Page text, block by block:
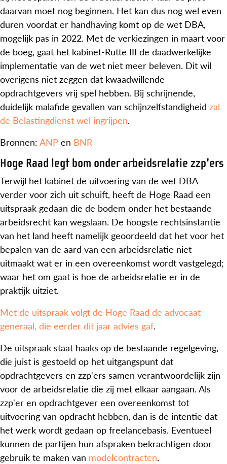
daarvan moet nog beginnen. Het kan dus nog wel even
duren voordat er handhaving komt op de wet DBA,
mogelijk pas in 2022. Met de verkiezingen in maart voor
de boeg, gaat het kabinet-Rutte III de daadwerkelijke
implementatie van de wet niet meer beleven. Dit wil
overigens niet zeggen dat kwaadwillende
opdrachtgevers vrij spel hebben. Bij schrijnende,
duidelijk malafide gevallen van schijnzelfstandigheid zal
de Belastingdienst wel ingrijpen.
Bronnen: ANP en BNR
Hoge Raad legt bom onder arbeidsrelatie zzp'ers
Terwijl het kabinet de uitvoering van de wet DBA
verder voor zich uit schuift, heeft de Hoge Raad een
uitspraak gedaan die de bodem onder het bestaande
arbeidsrecht kan wegslaan. De hoogste rechtsinstantie
van het land heeft namelijk geoordeeld dat het voor het
bepalen van de aard van een arbeidsrelatie niet
uitmaakt wat er in een overeenkomst wordt vastgelegd;
waar het om gaat is hoe de arbeidsrelatie er in de
praktijk uitziet.
Met de uitspraak volgt de Hoge Raad de advocaat-
generaal, die eerder dit jaar advies gaf.
De uitspraak staat haaks op de bestaande regelgeving,
die juist is gestoeld op het uitgangspunt dat
opdrachtgevers en zzp'ers samen verantwoordelijk zijn
voor de arbeidsrelatie die zij met elkaar aangaan. Als
zzp'er en opdrachtgever een overeenkomst tot
uitvoering van opdracht hebben, dan is de intentie dat
het werk wordt gedaan op freelancebasis. Eventueel
kunnen de partijen hun afspraken bekrachtigen door
gebruik te maken van modelcontracten.